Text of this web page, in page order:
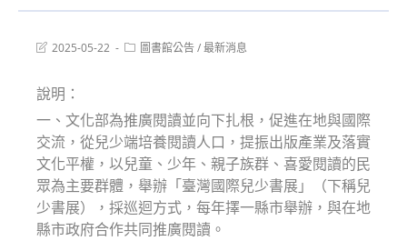
Post2025-05-22
Post圖書館公告/最新消息
說明：
一、文化部為推廣閱讀並向下扎根，促進在地與國際
交流，從兒少端培養閱讀人口，提振出版產業及落實
文化平權，以兒童、少年、親子族群、喜愛閱讀的民
眾為主要群體，舉辦「臺灣國際兒少書展」（下稱兒
少書展），採巡迴方式，每年擇一縣市舉辦，與在地
縣市政府合作共同推廣閱讀。